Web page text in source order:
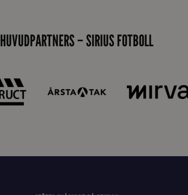
HUVUDPARTNERS – SIRIUS FOTBOLL